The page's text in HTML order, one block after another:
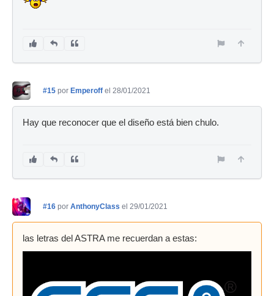
#15 por Emperoff el 28/01/2021
Hay que reconocer que el diseño está bien chulo.
#16 por AnthonyClass el 29/01/2021
las letras del ASTRA me recuerdan a estas: